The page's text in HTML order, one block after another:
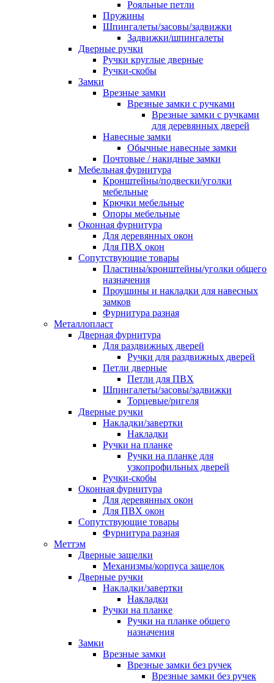
Рояльные петли
Пружины
Шпингалеты/засовы/задвижки
Задвижки/шпингалеты
Дверные ручки
Ручки круглые дверные
Ручки-скобы
Замки
Врезные замки
Врезные замки с ручками
Врезные замки с ручками
для деревянных дверей
Навесные замки
Обычные навесные замки
Почтовые / накидные замки
Мебельная фурнитура
Кронштейны/подвески/уголки
мебельные
Крючки мебельные
Опоры мебельные
Оконная фурнитура
Для деревянных окон
Для ПВХ окон
Сопутствующие товары
Пластины/кронштейны/уголки общего
назначения
Проушины и накладки для навесных
замков
Фурнитура разная
Металлопласт
Дверная фурнитура
Для раздвижных дверей
Ручки для раздвижных дверей
Петли дверные
Петли для ПВХ
Шпингалеты/засовы/задвижки
Торцевые/ригеля
Дверные ручки
Накладки/завертки
Накладки
Ручки на планке
Ручки на планке для
узкопрофильных дверей
Ручки-скобы
Оконная фурнитура
Для деревянных окон
Для ПВХ окон
Сопутствующие товары
Фурнитура разная
Меттэм
Дверные защелки
Механизмы/корпуса защелок
Дверные ручки
Накладки/завертки
Накладки
Ручки на планке
Ручки на планке общего
назначения
Замки
Врезные замки
Врезные замки без ручек
Врезные замки без ручек